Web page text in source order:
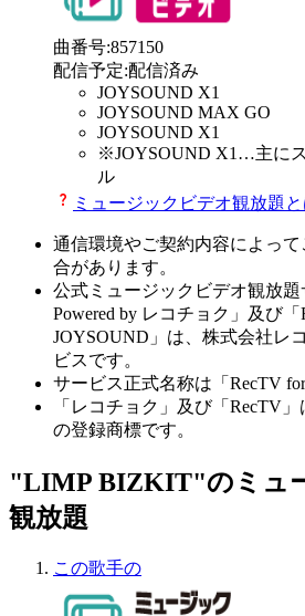
曲番号:857150
配信予定:配信済み
JOYSOUND X1
JOYSOUND MAX GO
JOYSOUND X1
※JOYSOUND X1 …主に
ル
ミュージックビデオ観放題
通信環境やご契約内容によっ
合があります。
公式ミュージックビデオ観放
Powered by レコチョク」及び「
JOYSOUND」は、株式会社レ
ビスです。
サービス正式名称は「RecTV
「レコチョク」及び「RecTV
の登録商標です。
"LIMP BIZKIT"のミュ
観放題
この歌手の